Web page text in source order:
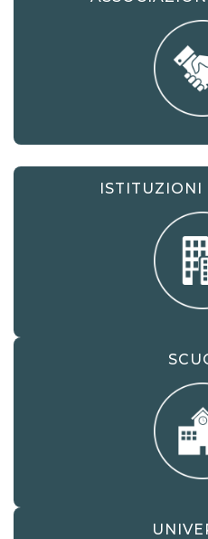
connesso a un
digitalizzazione
necessariamente
funzioni organizzative
i clienti e la forza
la reattività richiesta
raccogliere
quali bisogna
Fruibile in ogni
consente di
dell'installazione,
fruibilità in ogni
qualsiasi luogo
semplice connessione